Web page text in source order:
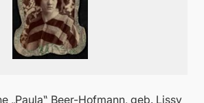
„Paula‟ Beer-Hofmann, geb. Lissy